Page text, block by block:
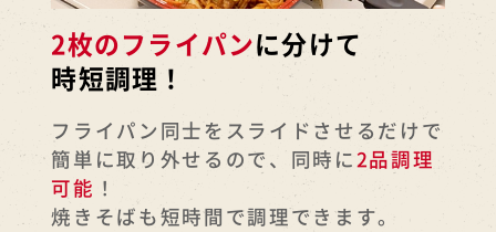
2枚のフライパンに分けて
時短調理！
フライパン同士をスライドさせるだけで
簡単に取り外せるので、同時に2品調理
可能 ！
焼きそばも短時間で調理できます。